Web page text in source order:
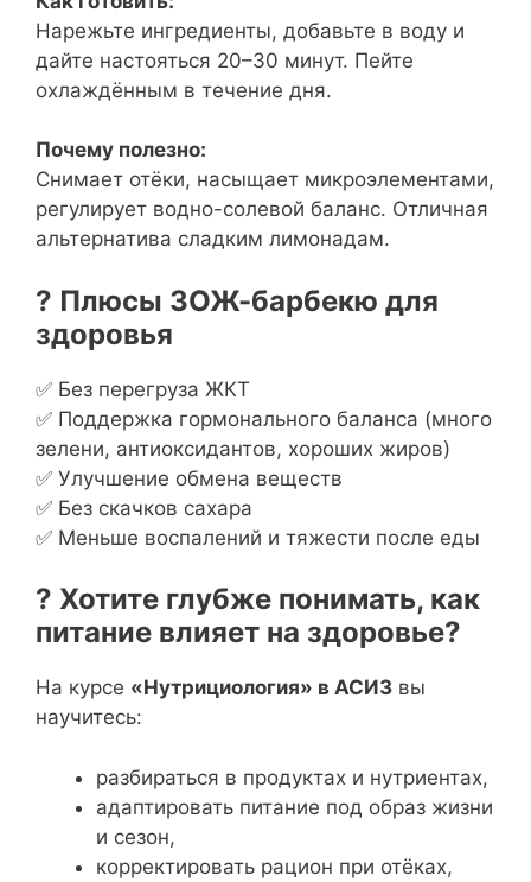
Нарежьте ингредиенты, добавьте в воду и
дайте настояться 20–30 минут. Пейте
охлаждённым в течение дня.
Почему полезно:
Снимает отёки, насыщает микроэлементами,
регулирует водно-солевой баланс. Отличная
альтернатива сладким лимонадам.
? Плюсы ЗОЖ-барбекю для
здоровья
✅ Без перегруза ЖКТ
✅ Поддержка гормонального баланса (много
зелени, антиоксидантов, хороших жиров)
✅ Улучшение обмена веществ
✅ Без скачков сахара
✅ Меньше воспалений и тяжести после еды
? Хотите глубже понимать, как
питание влияет на здоровье?
На курсе «Нутрициология» в АСИЗ вы
научитесь:
разбираться в продуктах и нутриентах,
адаптировать питание под образ жизни
и сезон,
корректировать рацион при отёках,